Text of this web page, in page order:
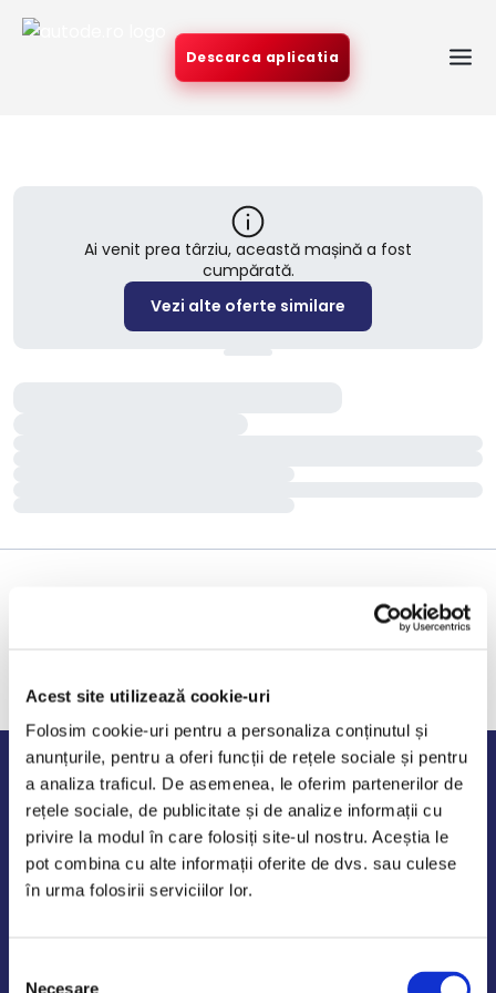
Acest site utilizează cookie-uri
Folosim cookie-uri pentru a personaliza conținutul și
anunțurile, pentru a oferi funcții de rețele sociale și pentru
a analiza traficul. De asemenea, le oferim partenerilor de
rețele sociale, de publicitate și de analize informații cu
privire la modul în care folosiți site-ul nostru. Aceștia le
pot combina cu alte informații oferite de dvs. sau culese
în urma folosirii serviciilor lor.
Necesare
Descarca aplicatia
Ai venit prea târziu, această mașină a fost
cumpărată.
Vezi alte oferte similare
Program de lucru
Luni - Vineri: 09:00-18:00
Sambata - Duminica: 10:00-14:00